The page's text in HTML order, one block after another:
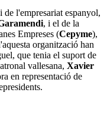
de l'empresariat espanyol,
, i el de la
Empreses (Cepyme),
organització han
que tenia el suport de
vallesana, Xavier
en representació de